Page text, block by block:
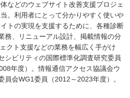
などのウェブサイト改善支援プロジェ
。利用者にとって分かりやすく使いや
トの実現を支援するために、各種診断
務、リニューアル設計、掲載情報の分
クト支援などの業務を幅広く手がけ
シビリティの国際標準化調査研究委員
年度）。情報通信アクセス協議会ウ
員会WG1委員（2012～2023年度）。